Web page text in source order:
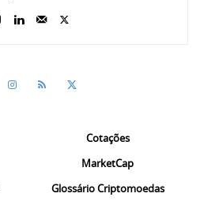
Cotações
MarketCap
Glossário Criptomoedas